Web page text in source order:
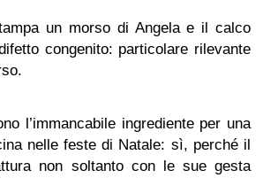
un morso di Angela e il calco
congenito: particolare rilevante
l’immancabile ingrediente per una
nelle feste di Natale: sì, perché il
non soltanto con le sue gesta